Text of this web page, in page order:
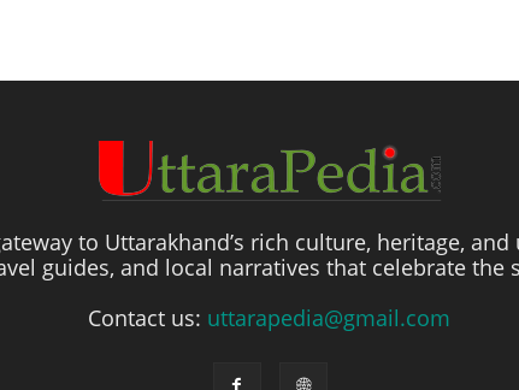
to Uttarakhand’s rich culture, heritage,
guides, and local narratives that celebrate the
Contact us: uttarapedia@gmail.com